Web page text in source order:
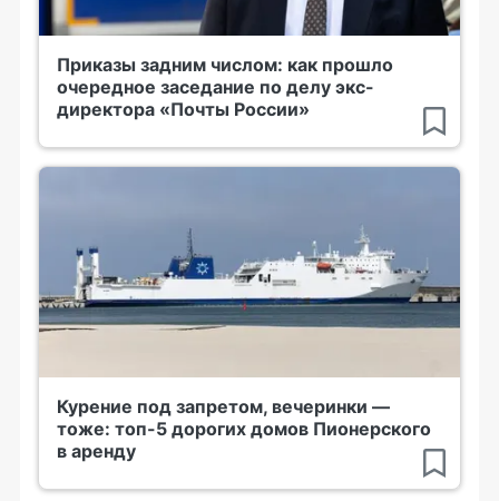
Приказы задним числом: как прошло
очередное заседание по делу экс-
директора «Почты России»
Курение под запретом, вечеринки —
тоже: топ-5 дорогих домов Пионерского
в аренду